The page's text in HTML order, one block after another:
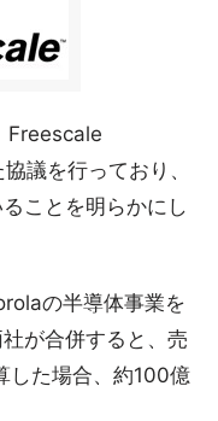
Freescale
議を行っており、
ことを明らかにし
の半導体事業を
が合併すると、売
した場合、約100億